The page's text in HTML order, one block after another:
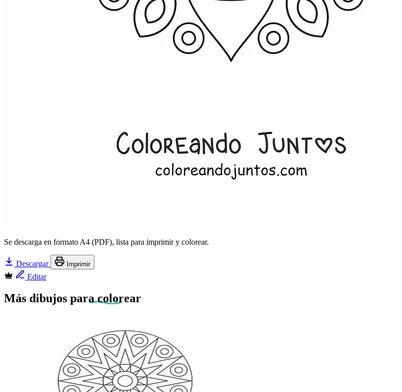
Se descarga en formato A4 (PDF), lista para imprimir y colorear.
Descargar Imprimir
Editar
Más dibujos para colorear